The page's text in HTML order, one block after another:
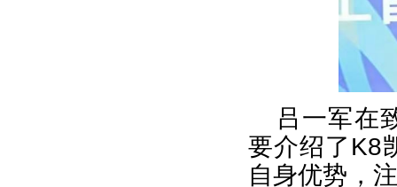
吕一军在
要介绍了K8
自身优势，